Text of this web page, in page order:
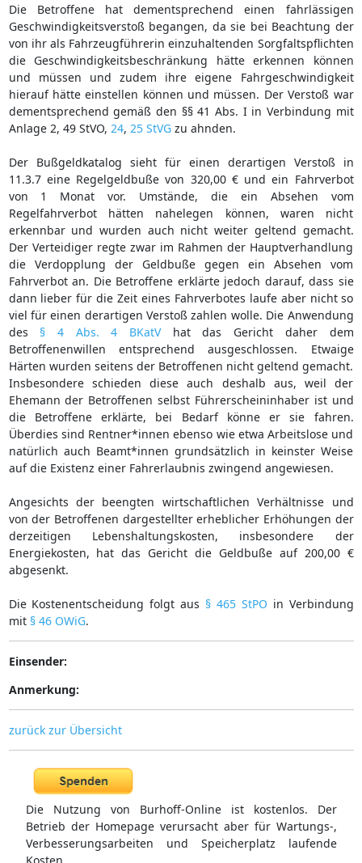
Die Betroffene hat dementsprechend einen fahrlässigen
Geschwindigkeitsverstoß begangen, da sie bei Beachtung der
von ihr als Fahrzeugführerin einzuhaltenden Sorgfaltspflichten
die Geschwindigkeitsbeschränkung hätte erkennen können
und müssen und zudem ihre eigene Fahrgeschwindigkeit
hierauf hätte einstellen können und müssen. Der Verstoß war
dementsprechend gemäß den §§ 41 Abs. I in Verbindung mit
Anlage 2, 49 StVO, 24, 25 StVGzu ahnden.
Der Bußgeldkatalog sieht für einen derartigen Verstoß in
11.3.7 eine Regelgeldbuße von 320,00 € und ein Fahrverbot
von 1 Monat vor. Umstände, die ein Absehen vom
Regelfahrverbot hätten nahelegen können, waren nicht
erkennbar und wurden auch nicht weiter geltend gemacht.
Der Verteidiger regte zwar im Rahmen der Hauptverhandlung
die Verdopplung der Geldbuße gegen ein Absehen vom
Fahrverbot an. Die Betroffene erklärte jedoch darauf, dass sie
dann lieber für die Zeit eines Fahrverbotes laufe aber nicht so
viel für einen derartigen Verstoß zahlen wolle. Die Anwendung
des § 4 Abs. 4 BKatVhat das Gericht daher dem
Betroffenenwillen entsprechend ausgeschlossen. Etwaige
Härten wurden seitens der Betroffenen nicht geltend gemacht.
Insbesondere schieden diese auch deshalb aus, weil der
Ehemann der Betroffenen selbst Führerscheininhaber ist und
die Betroffene erklärte, bei Bedarf könne er sie fahren.
Überdies sind Rentner*innen ebenso wie etwa Arbeitslose und
natürlich auch Beamt*innen grundsätzlich in keinster Weise
auf die Existenz einer Fahrerlaubnis zwingend angewiesen.
Angesichts der beengten wirtschaftlichen Verhältnisse und
von der Betroffenen dargestellter erheblicher Erhöhungen der
derzeitigen Lebenshaltungskosten, insbesondere der
Energiekosten, hat das Gericht die Geldbuße auf 200,00 €
abgesenkt.
Die Kostenentscheidung folgt aus § 465 StPO in Verbindung
mit § 46 OWiG.
Einsender:
Anmerkung:
zurück zur Übersicht
Die Nutzung von Burhoff-Online ist kostenlos. Der
Betrieb der Homepage verursacht aber für Wartungs-,
Verbesserungsarbeiten und Speicherplatz laufende